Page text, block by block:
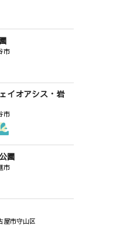
市
イオアシス・岩
市
園
市
市守山区